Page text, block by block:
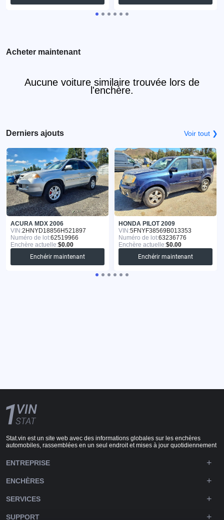
Acheter maintenant
Aucune voiture similaire trouvée lors de
l'enchère.
Derniers ajouts Voir tout ❯
ACURA MDX 2006
VIN:2HNYD18856H521897
Numéro de lot:62519966
Enchère actuelle:$0.00
Enchérir maintenant
HONDA PILOT 2009
VIN:5FNYF38569B013353
Numéro de lot:63236776
Enchère actuelle:$0.00
Enchérir maintenant
Stat.vin est un site web avec des informations globales sur les enchères
automobiles, rassemblées en un seul endroit et mises à jour quotidiennement
ENTREPRISE
ENCHÈRES
SERVICES
SUPPORT